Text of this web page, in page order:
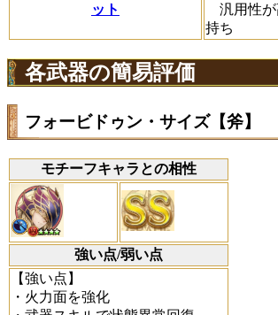
ット
汎用性が
持ち
各武器の簡易評価
フォービドゥン・サイズ【斧】
モチーフキャラとの相性
強い点/弱い点
【強い点】
・火力面を強化